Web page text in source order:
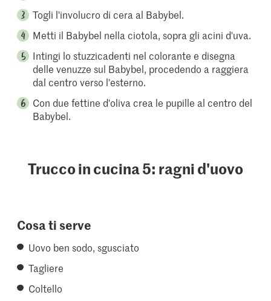
Togli l'involucro di cera al Babybel.
Metti il Babybel nella ciotola, sopra gli acini d'uva.
Intingi lo stuzzicadenti nel colorante e disegna
delle venuzze sul Babybel, procedendo a raggiera
dal centro verso l'esterno.
Con due fettine d'oliva crea le pupille al centro del
Babybel.
Trucco in cucina 5: ragni d'uovo
Cosa ti serve
Uovo ben sodo, sgusciato
Tagliere
Coltello